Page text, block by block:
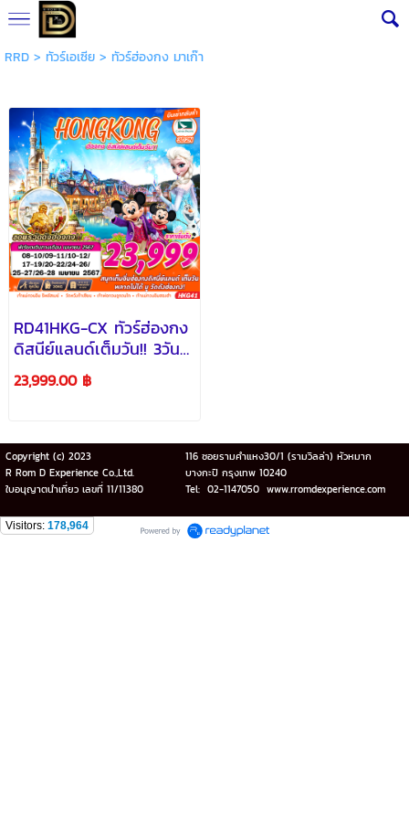
RRD> ทัวร์เอเซีย> ทัวร์ฮ่องกง มาเก๊า
RD41HKG-CX ทัวร์ฮ่องกง
ดิสนีย์แลนด์เต็มวัน!! 3วัน
2คืน โดยสายการบิน
CATHAY PACIFIC
23,999.00 ฿
Copyright (c) 2023
116 ซอยรามคำแหง30/1 (รามวิลล่า) หัวหมาก
R Rom D Experience Co.,Ltd.
บางกะปิ กรุงเทพ 10240
ใบอนุญาตนำเที่ยว เลขที่ 11/11380
Tel: 02-1147050 www.rromdexperience.com
Visitors: 178,964